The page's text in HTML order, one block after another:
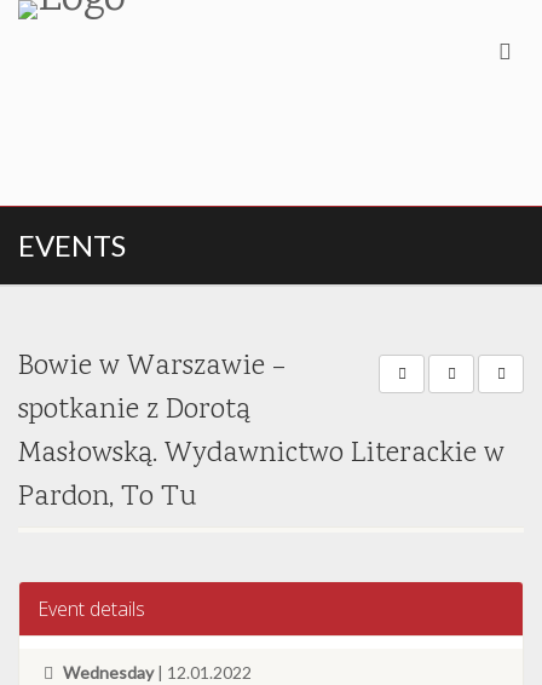
EVENTS
Bowie w Warszawie –
spotkanie z Dorotą
Masłowską. Wydawnictwo Literackie w
Pardon, To Tu
Event details
Wednesday| 12.01.2022